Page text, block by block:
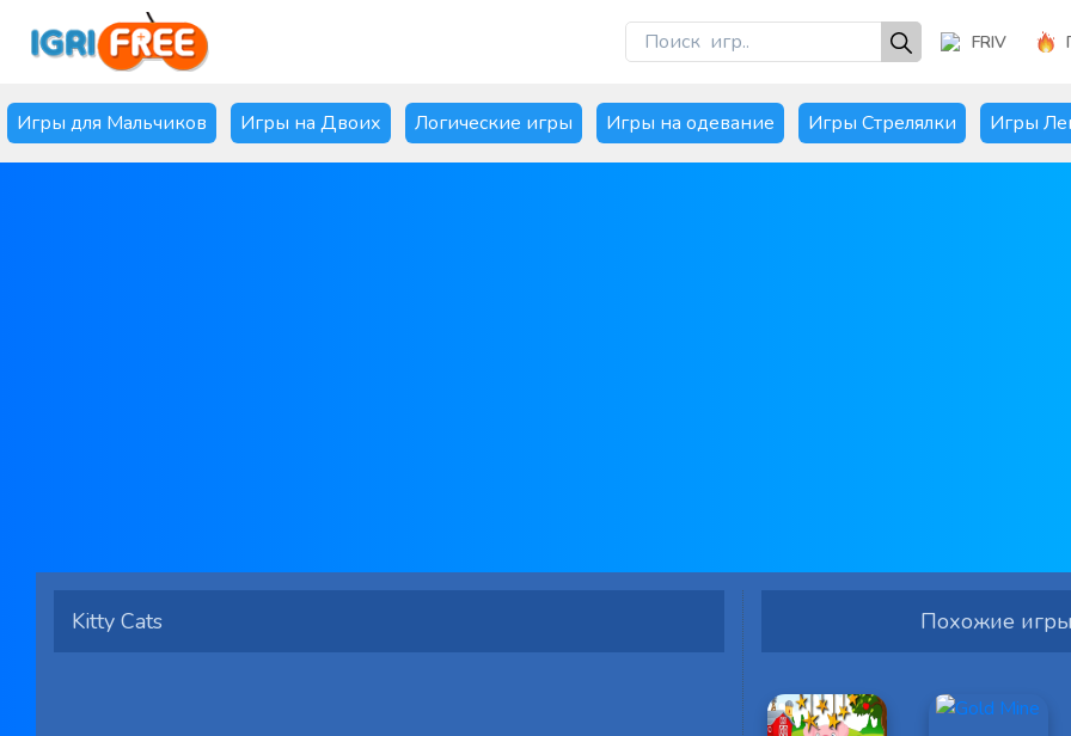
FRIV
Игры для Мальчиков Игры на Двоих Логические игры Игры на одевание Игры Стрелялки Игры
Kitty Cats Похожие